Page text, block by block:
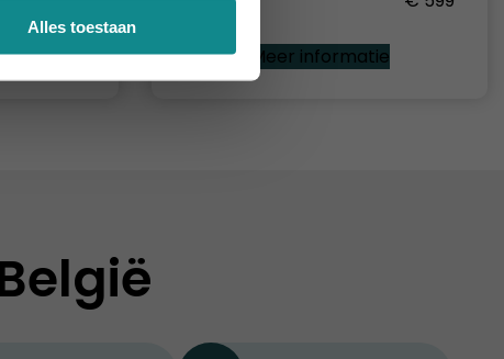
Alles toestaan
Meer informatie